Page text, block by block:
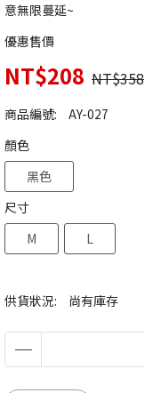
意無限蔓延~
優惠售價
NT$208 NT$358
商品編號: AY-027
供貨狀況: 尚有庫存
顏色
黑色
尺寸
M
L